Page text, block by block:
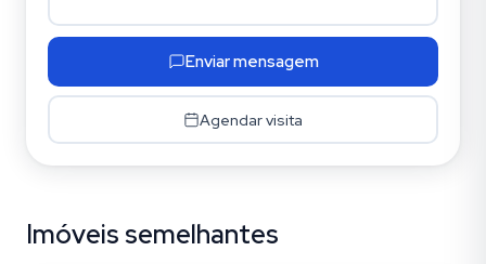
Enviar mensagem
Agendar visita
Imóveis semelhantes
Centro Histórico